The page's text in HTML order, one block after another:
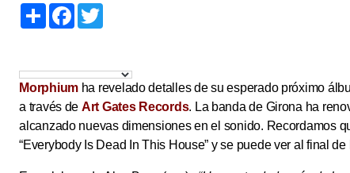
S
h
F
a
o
o
e
r
Morphiumha revelado detalles de su esperado próximo
a través de Art Gates Records. La banda de Girona ha
alcanzado nuevas dimensiones en el sonido. Recordamos
“Everybody Is Dead In This House” y se puede ver al final